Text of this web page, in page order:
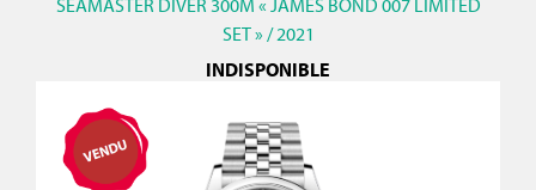
SEAMASTER DIVER 300M « JAMES BOND 007 LIMITED
SET » / 2021
INDISPONIBLE